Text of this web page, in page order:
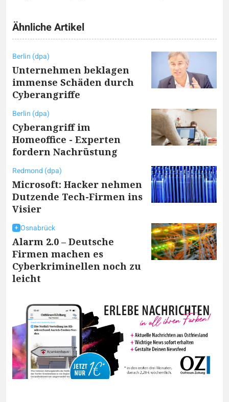
Ähnliche Artikel
Berlin (dpa)
Unternehmen beklagen
immense Schäden durch
Cyberangriffe
Berlin (dpa)
Cyberangriff im
Homeoffice - Experten
fordern Nachrüstung
Redmond (dpa)
Microsoft: Hacker nehmen
Dutzende Tech-Firmen ins
Visier
Osnabrück
Alarm 2.0 – Deutsche
Firmen machen es
Cyberkriminellen noch zu
leicht